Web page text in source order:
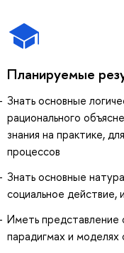
Планируемые
Знать основные
рационального
знания на практике,
процессов
Знать основные
социальное действие,
Иметь представление
парадигмах и